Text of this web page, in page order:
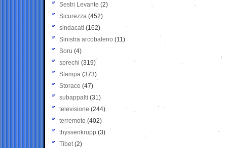
Sestri Levante (2)
Sicurezza (452)
sindacati (162)
Sinistra arcobaleno (11)
Soru (4)
sprechi (319)
Stampa (373)
Storace (47)
subappalti (31)
televisione(244)
terremoto (402)
thyssenkrupp (3)
Tibet(2)